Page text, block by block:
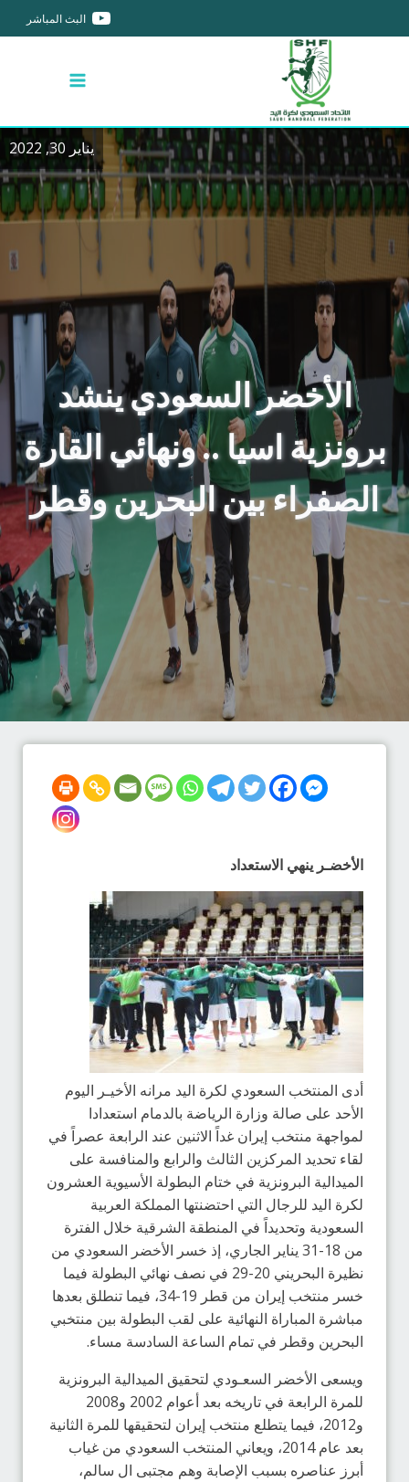
البث المباشر
يناير 30, 2022
الأخضر السعودي ينشد
برونزية اسيا .. ونهائي القارة
الصفراء بين البحرين وقطر
الأخضـر ينهي الاستعداد
أدى المنتخب السعودي لكرة اليد مرانه الأخيـر اليوم
الأحد على صالة وزارة الرياضة بالدمام استعدادا
لمواجهة منتخب إيران غداً الاثنين عند الرابعة عصراً في
لقاء تحديد المركزين الثالث والرابع والمنافسة على
الميدالية البرونزية في ختام البطولة الأسيوية العشرون
لكرة اليد للرجال التي احتضنتها المملكة العربية
السعودية وتحديداً في المنطقة الشرقية خلال الفترة
من 18-31 يناير الجاري، إذ خسر الأخضر السعودي من
نظيرة البحريني 20-29 في نصف نهائي البطولة فيما
خسر منتخب إيران من قطر 19-34، فيما تنطلق بعدها
مباشرة المباراة النهائية على لقب البطولة بين منتخبي
البحرين وقطر في تمام الساعة السادسة مساء.
ويسعى الأخضر السعـودي لتحقيق الميدالية البرونزية
للمرة الرابعة في تاريخه بعد أعوام 2002 و2008
و2012، فيما يتطلع منتخب إيران لتحقيقها للمرة الثانية
بعد عام 2014، ويعاني المنتخب السعودي من غياب
أبرز عناصره بسبب الإصابة وهم مجتبى ال سالم،